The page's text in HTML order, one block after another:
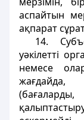
аспайтын
ақпарат
14.
уәкілетті
немесе
жағдайда,